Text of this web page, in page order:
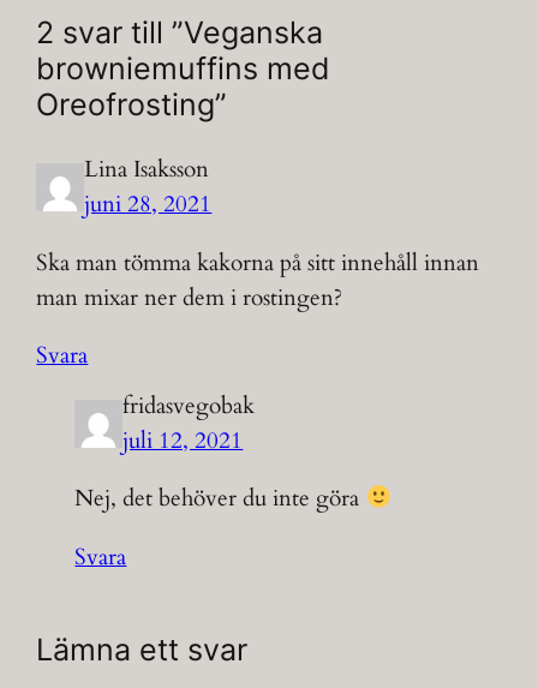
2 svar till ”Veganska
browniemuffins med
Oreofrosting”
Lina Isaksson
juni 28, 2021
Ska man tömma kakorna på sitt innehåll innan
man mixar ner dem i rostingen?
Svara
fridasvegobak
juli 12, 2021
Nej, det behöver du inte göra
Svara
Lämna ett svar